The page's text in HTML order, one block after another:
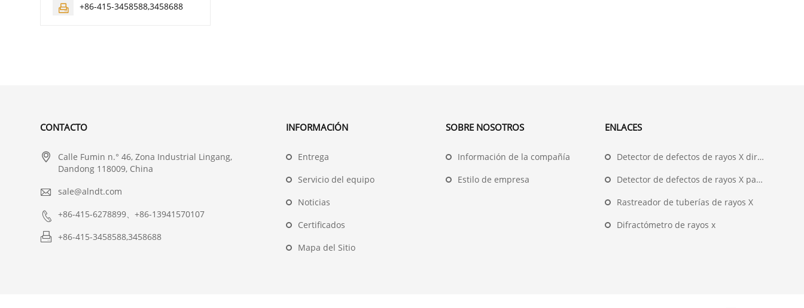
 +86-415-3458588,3458688
CONTACTO

Calle Fumin n.° 46, Zona Industrial Lingang,
Dandong 118009, China
 sale@alndt.com
 +86-415-6278899、+86-13941570107
 +86-415-3458588,3458688
INFORMACIÓN
Entrega
Servicio del equipo
Noticias
Certificados
Mapa del Sitio
SOBRE NOSOTROS
Información de la compañía
Estilo de empresa
ENLACES
Detector de defectos de rayos X direccional
Detector de defectos de rayos X panorámico
Rastreador de tuberías de rayos X
Difractómetro de rayos x